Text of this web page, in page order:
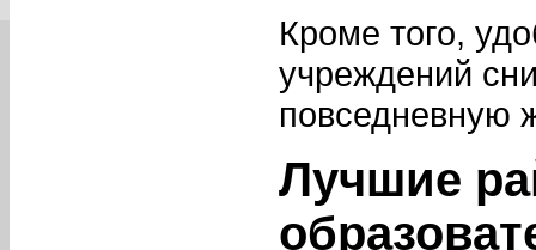
Кроме того,
учреждений
повседневную
Лучшие